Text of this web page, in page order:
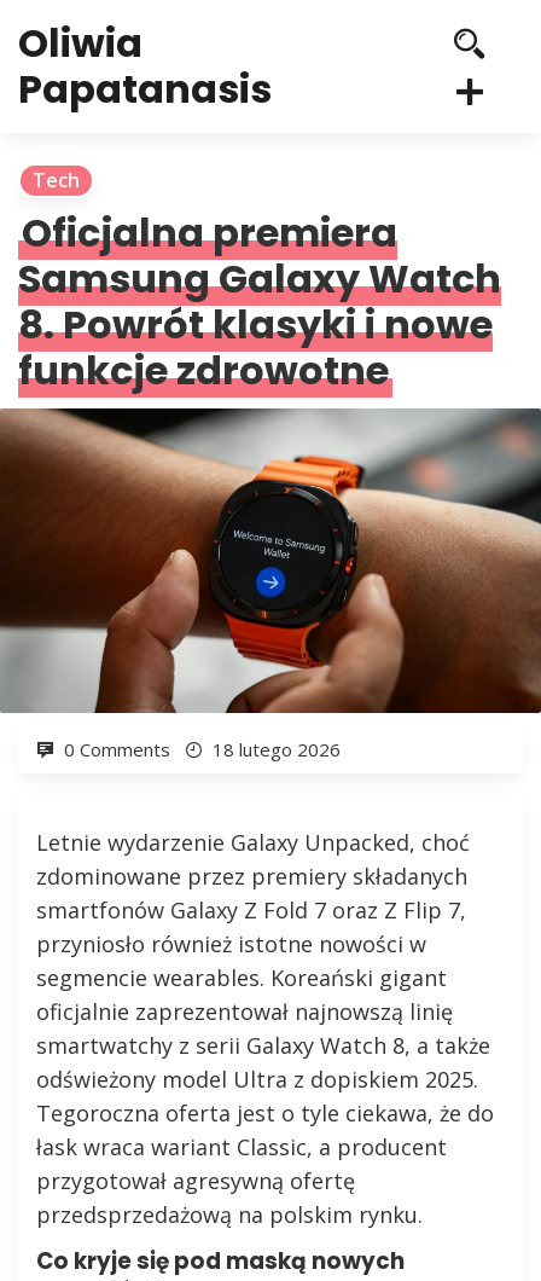
Oliwia
Papatanasis
Tech
Oficjalna premiera
Samsung Galaxy Watch
8. Powrót klasyki i nowe
funkcje zdrowotne
0 Comments 18 lutego 2026
Letnie wydarzenie Galaxy Unpacked, choć
zdominowane przez premiery składanych
smartfonów Galaxy Z Fold 7 oraz Z Flip 7,
przyniosło również istotne nowości w
segmencie wearables. Koreański gigant
oficjalnie zaprezentował najnowszą linię
smartwatchy z serii Galaxy Watch 8, a także
odświeżony model Ultra z dopiskiem 2025.
Tegoroczna oferta jest o tyle ciekawa, że do
łask wraca wariant Classic, a producent
przygotował agresywną ofertę
przedsprzedażową na polskim rynku.
Co kryje się pod maską nowych